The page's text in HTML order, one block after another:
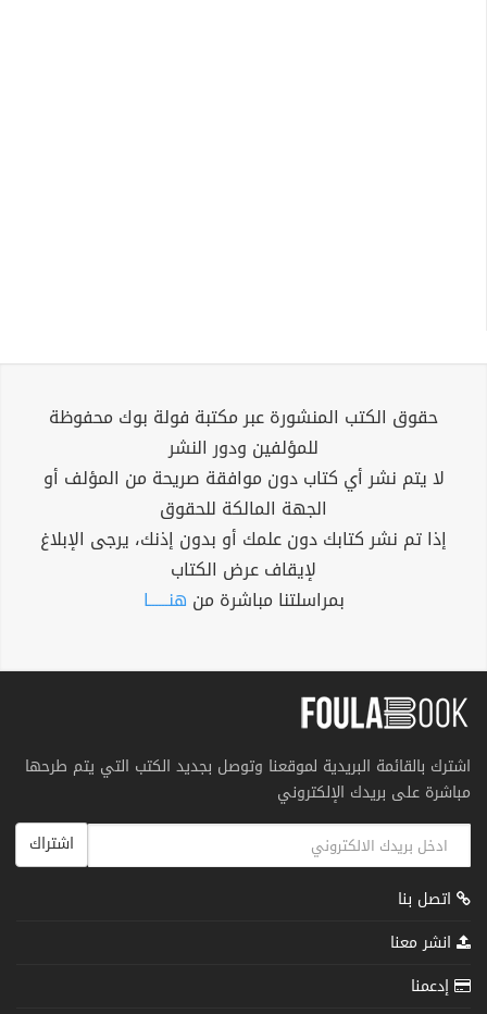
حقوق الكتب المنشورة عبر مكتبة فولة بوك محفوظة
للمؤلفين ودور النشر
لا يتم نشر أي كتاب دون موافقة صريحة من المؤلف أو
الجهة المالكة للحقوق
إذا تم نشر كتابك دون علمك أو بدون إذنك، يرجى الإبلاغ
لإيقاف عرض الكتاب
بمراسلتنا مباشرة من هنــــــا
اشترك بالقائمة البريدية لموقعنا وتوصل بجديد الكتب التي يتم طرحها
مباشرة على بريدك الإلكتروني
اشتراك
اتصل بنا
انشر معنا
إدعمنا